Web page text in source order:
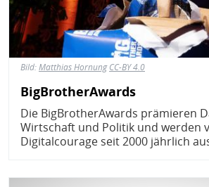
Bild:Matthias Hornung CC-BY 4.0
BigBrotherAwards
Die BigBrotherAwards prämieren
Wirtschaft und Politik und werden
Digitalcourage seit 2000 jährlich
Bild